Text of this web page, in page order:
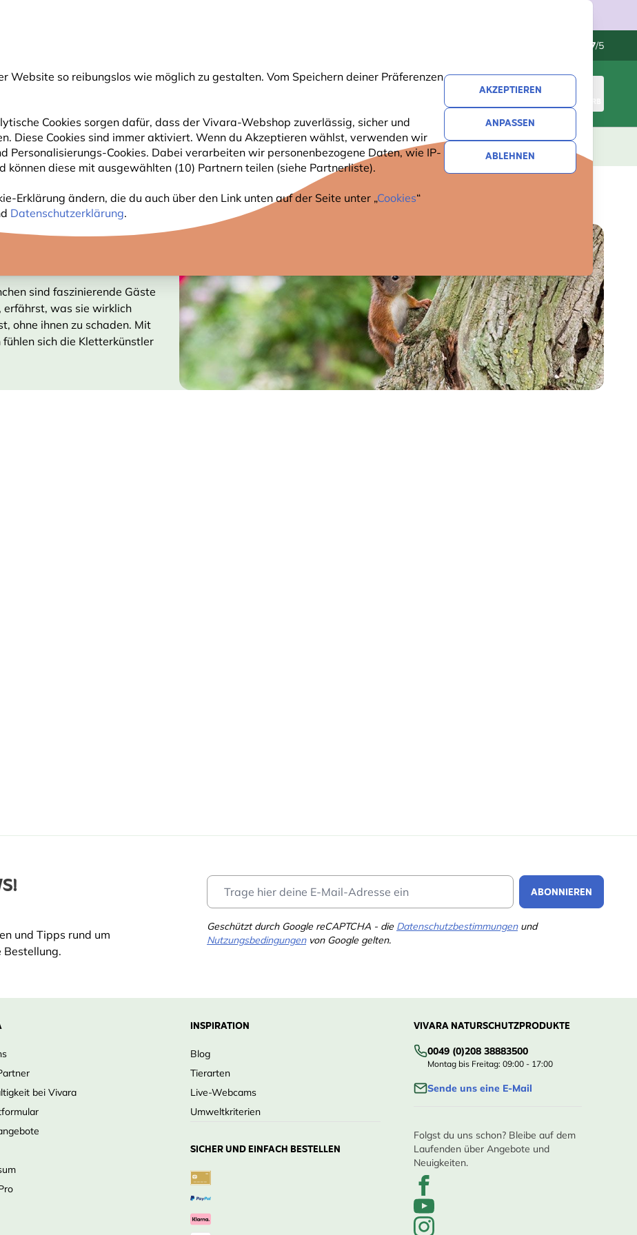
Website so reibungslos wie möglich zu gestalten. Vom Speichern deiner Präferenzen
Cookies sorgen dafür, dass der Vivara-Webshop zuverlässig, sicher und
Diese Cookies sind immer aktiviert. Wenn du Akzeptieren wählst, verwenden wir
Personalisierungs-Cookies. Dabei verarbeiten wir personenbezogene Daten, wie IP-
können diese mit ausgewählten (10) Partnern teilen (siehe Partnerliste).
Erklärung ändern, die du auch über den Link unten auf der Seite unter „Cookies“
Datenschutzerklärung.
AKZEPTIEREN
ANPASSEN
ABLEHNEN
4.7/5
Suche
WARENKORB
GARTENTIERE PFLANZEN NATURBEOBACHTUNG GESCHENKE NEUHEITEN ANGEBOTE
sind faszinierende Gäste
erfährst, was sie wirklich
ohne ihnen zu schaden. Mit
sich die Kletterkünstler
und Tipps rund um
ABONNIEREN
Geschützt durch Google reCAPTCHA - die Datenschutzbestimmungenund
Nutzungsbedingungenvon Google gelten.
bei Vivara
INSPIRATION
Blog
Tierarten
Live-Webcams
Umweltkriterien
SICHER UND EINFACH BESTELLEN
VIVARA NATURSCHUTZPRODUKTE
0049 (0)208 38883500
Montag bis Freitag: 09:00 - 17:00
Sende uns eine E-Mail
Folgst du uns schon? Bleibe auf dem
Laufenden über Angebote und
Neuigkeiten.